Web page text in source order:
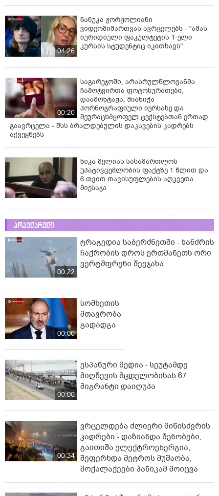
04:26
ნანუკა ჟორჟოლიანი
ვიდეომიმართვას ავრცელებს - "ამას
იურიდიული ფაკულტეტის 1-ელი
კურსის სტუდენტიც იკითხავს"
00:20
საგარეჯოში, არასრულწლოვანმა
ჩამოტვირთა ფოტოსურათები,
დაამონტაჟა, მიანიჭა
პორნოგრაფიული იერსახე და
შეურაცხმყოფელ ტექსტებთან ერთად
გაავრცელა - შსს ბრალდებულის დაკავების კადრებს
აქვეყნებს
ნიკა მელიას სასამართლოს
უპატივცემლობის ფაქტზე 1 წლით და
6 თვით თავისუფლების აღკვეთა
მიესაჯა
პოპულარული
00:22
ტრაგედია საბერძნეთში - ხანძრის
ჩაქრობის დროს ერთმანეთს ორი
ვერტმფრენი შეეჯახა
00:00
სომხეთის
მთავრობა
გადადგა
00:00
ესპანური მედია - სეუტამდე
მიღწევის მცდელობისას 67
მიგრანტი დაიღუპა
00:34
ვრცელდება ძლიერი მიწისძვრის
კადრები - დაზიანდა შენობები,
გაითიშა ელექტროენერგია,
შეფერხდა მეტროს მუშაობა,
მოქალაქეები პანიკამ მოიცვა